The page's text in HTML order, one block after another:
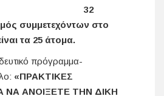
32
συμμετεχόντων στο
τα 25 άτομα.
πρόγραμμα-
«ΠΡΑΚΤΙΚΕΣ
ΝΑ ΑΝΟΙΞΕΤΕ ΤΗΝ ΔΙΚΗ